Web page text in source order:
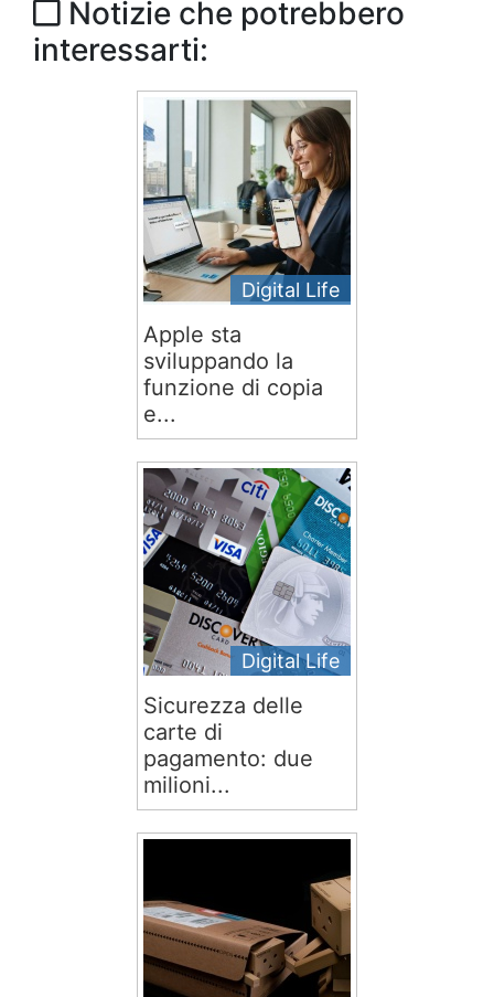
Notizie che potrebbero
interessarti:
Digital Life
Apple sta
sviluppando la
funzione di copia
e...
Digital Life
Sicurezza delle
carte di
pagamento: due
milioni...